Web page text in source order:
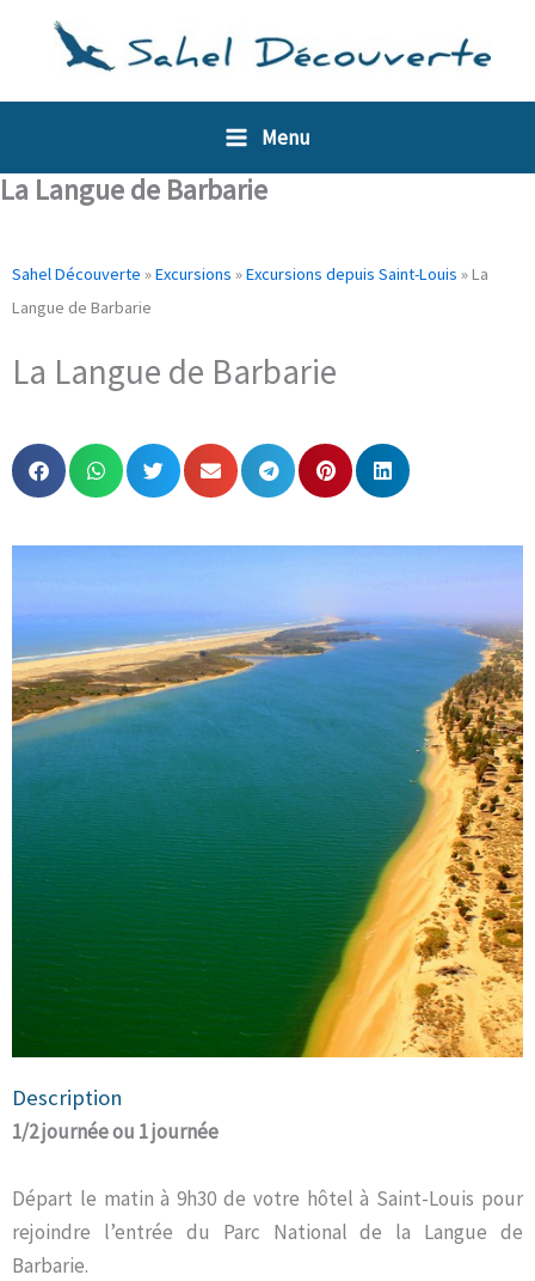
Menu
La Langue de Barbarie
Sahel Découverte »Excursions »Excursions depuis Saint-Louis »La
Langue de Barbarie
La Langue de Barbarie
Description
1/2 journée ou 1 journée
Départ le matin à 9h30 de votre hôtel à Saint-Louis pour
rejoindre l’entrée du Parc National de la Langue de
Barbarie.
Panneau de gestion des cookies